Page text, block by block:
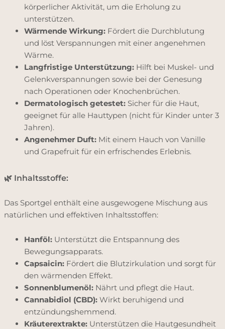
körperlicher Aktivität, um die Erholung zu
unterstützen.
Wärmende Wirkung: Fördert die Durchblutung
und löst Verspannungen mit einer angenehmen
Wärme.
Langfristige Unterstützung: Hilft bei Muskel- und
Gelenkverspannungen sowie bei der Genesung
nach Operationen oder Knochenbrüchen.
Dermatologisch getestet: Sicher für die Haut,
geeignet für alle Hauttypen (nicht für Kinder unter 3
Jahren).
Angenehmer Duft: Mit einem Hauch von Vanille
und Grapefruit für ein erfrischendes Erlebnis.
🌿 Inhaltsstoffe:
Das Sportgel enthält eine ausgewogene Mischung aus
natürlichen und effektiven Inhaltsstoffen:
Hanföl: Unterstützt die Entspannung des
Bewegungsapparats.
Capsaicin: Fördert die Blutzirkulation und sorgt für
den wärmenden Effekt.
Sonnenblumenöl: Nährt und pflegt die Haut.
Cannabidiol (CBD): Wirkt beruhigend und
entzündungshemmend.
Kräuterextrakte: Unterstützen die Hautgesundheit